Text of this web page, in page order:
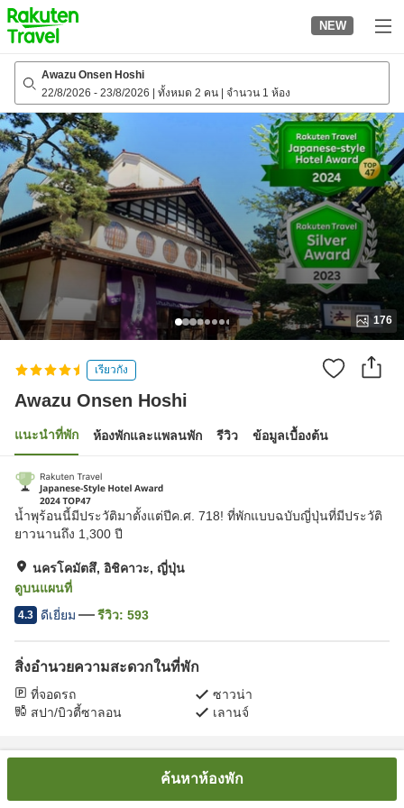
to
top
page
NEW
Awazu Onsen Hoshi
22/8/2026 - 23/8/2026 ทั้งหมด 2 คน จำนวน 1 ห้อง
176
เรียวกัง
Awazu Onsen Hoshi
แนะนำที่พัก ห้องพักและแพลนพัก รีวิว ข้อมูลเบื้องต้น
น้ำพุร้อนนี้มีประวัติมาตั้งแต่ปีค.ศ. 718! ที่พักแบบฉบับญี่ปุ่นที่มีประวัติ
ยาวนานถึง 1,300 ปี
นครโคมัตสึ, อิชิคาวะ, ญี่ปุ่น
ดูบนแผนที่
4.3 ดีเยี่ยม รีวิว: 593
สิ่งอำนวยความสะดวกในที่พัก
ที่จอดรถ
ซาวน่า
สปา/บิวตี้ซาลอน
เลานจ์
หน้าแรก ญี่ปุ่น อิชิคาวะ นครโคมัตสึ Awazu Onsen Hoshi
ค้นหาห้องพัก